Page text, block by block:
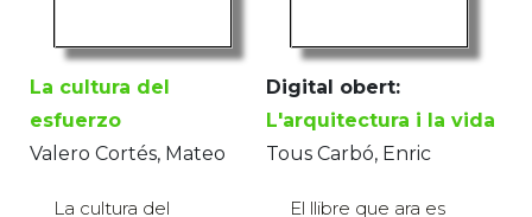
La cultura del
esfuerzo
Valero Cortés, Mateo
La cultura del
Digital obert:
L'arquitectura i la vida
Tous Carbó, Enric
El llibre que ara es